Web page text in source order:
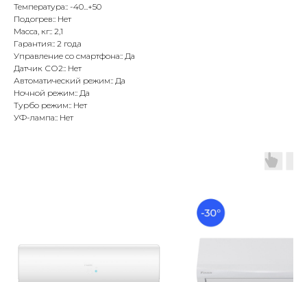
Температура:: -40...+50
Подогрев:: Нет
Масса, кг:: 2,1
Гарантия:: 2 года
Управление со смартфона:: Да
Датчик СО2:: Нет
Автоматический режим:: Да
Ночной режим:: Да
Турбо режим:: Нет
УФ-лампа:: Нет